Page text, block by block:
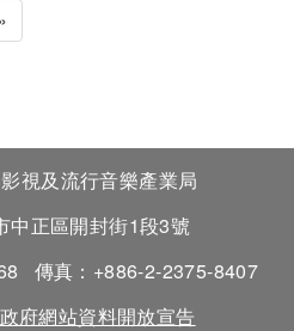
視及流行音樂產業局
中正區開封街1段3號
傳真：+886-2-2375-8407
政府網站資料開放宣告